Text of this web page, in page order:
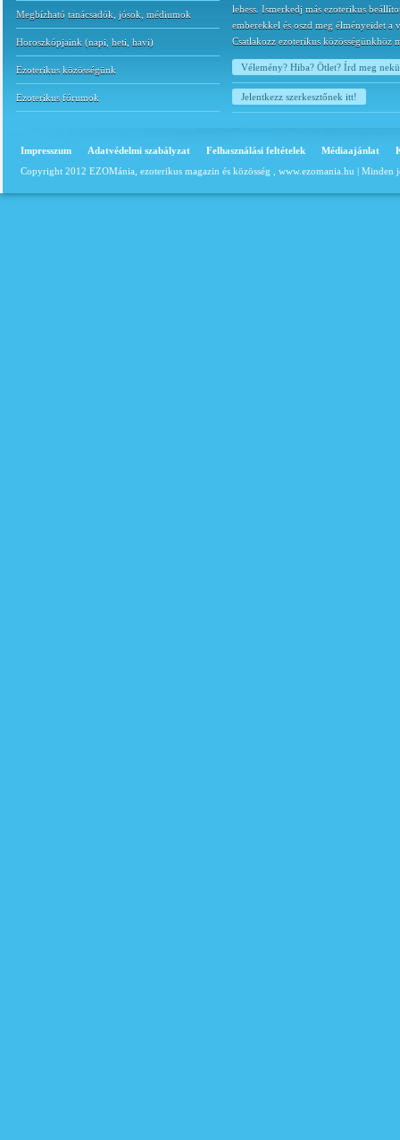
Megbízható tanácsadók, jósok, médiumok
Horoszkópjaink (napi heti havi)
Ezoterikus közösségünk
Ezoterikus fórumok
lehess. Ismerkedj más ezoterikus
emberekkel és oszd meg élményeidet a
Csatlakozz ezoterikus közösségünkhöz
Vélemény? Hiba? Ötlet? Írd meg
Jelentkezz szerkesztőnek itt!
Impresszum Adatvédelmi szabályzat Felhasználási feltételek Médiaajánlat
Copyright 2012 EZOMánia, ezoterikus magazin és közösség , www.ezomania.hu | Minden